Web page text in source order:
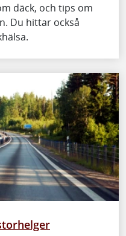
däck, och tips om
Du hittar också